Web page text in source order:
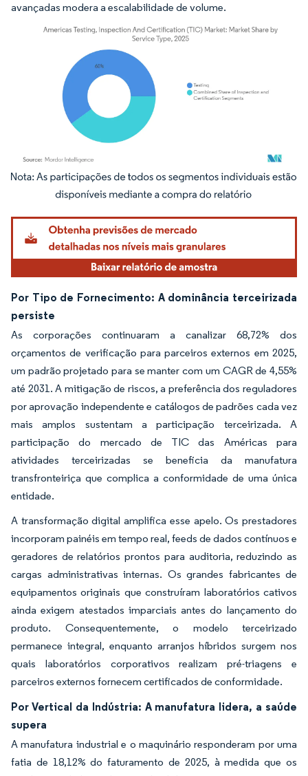
avançadas modera a escalabilidade de volume.
Imagem © Mordor Intelligence. O reuso requer atribuição conforme CC BY 4.0.
Por Tipo de Fornecimento: A dominância terceirizada
persiste
As corporações continuaram a canalizar 68,72% dos
orçamentos de verificação para parceiros externos em 2025,
um padrão projetado para se manter com um CAGR de 4,55%
até 2031. A mitigação de riscos, a preferência dos reguladores
por aprovação independente e catálogos de padrões cada vez
mais amplos sustentam a participação terceirizada. A
participação do mercado de TIC das Américas para
atividades terceirizadas se beneficia da manufatura
transfronteiriça que complica a conformidade de uma única
entidade.
A transformação digital amplifica esse apelo. Os prestadores
incorporam painéis em tempo real, feeds de dados contínuos e
geradores de relatórios prontos para auditoria, reduzindo as
cargas administrativas internas. Os grandes fabricantes de
equipamentos originais que construíram laboratórios cativos
ainda exigem atestados imparciais antes do lançamento do
produto. Consequentemente, o modelo terceirizado
permanece integral, enquanto arranjos híbridos surgem nos
quais laboratórios corporativos realizam pré-triagens e
parceiros externos fornecem certificados de conformidade.
Por Vertical da Indústria: A manufatura lidera, a saúde
supera
A manufatura industrial e o maquinário responderam por uma
fatia de 18,12% do faturamento de 2025, à medida que os